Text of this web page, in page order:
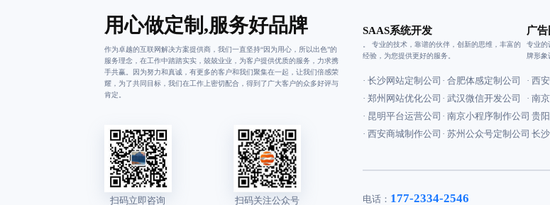
用心做定制,服务好品牌
作为卓越的互联网解决方案提供商，我们一直坚持“因为用心，所以出色”的
服务理念，在工作中踏踏实实，兢兢业业，为客户提供优质的服务，力求携
手共赢。因为努力和真诚，有更多的客户和我们聚集在一起，让我们倍感荣
耀，为了共同目标，我们在工作上密切配合，得到了广大客户的众多好评与
肯定。
SAAS系统开发
经验，为您提供更好的服务。
· 长沙网站定制公司
· 郑州网站优化公司
· 昆明平台运营公司
· 西安商城制作公司
· 合肥体感定制公司
· 武汉微信开发公司
· 南京小程序制作公司
· 苏州公众号定制公司
广
专业的
牌形象
· 西
· 南
· 贵
· 长
电话： 177-2334-2546